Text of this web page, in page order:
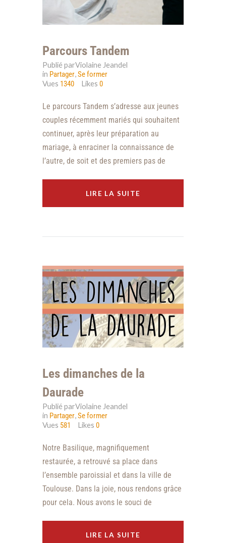
Parcours Tandem
Publié parViolaine Jeandel
in Partager Se former
Vues 1340 Likes0
Le parcours Tandem s’adresse aux jeunes
couples récemment mariés qui souhaitent
continuer, après leur préparation au
mariage, à enraciner la connaissance de
l’autre, de soit et des premiers pas de
LIRE LA SUITE
Les dimanches de la
Daurade
Publié parViolaine Jeandel
in Partager,Se former
Vues 581 Likes0
Notre Basilique, magnifiquement
restaurée, a retrouvé sa place dans
l’ensemble paroissial et dans la ville de
Toulouse. Dans la joie, nous rendons grâce
pour cela. Nous avons le souci de
LIRE LA SUITE